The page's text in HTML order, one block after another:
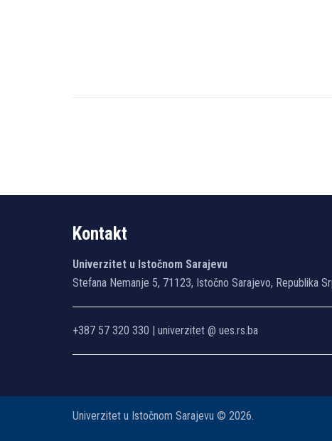
Kontakt
Univerzitet u Istočnom Sarajevu
Stefana Nemanje 5, 71123, Istočno Sarajevo, Republika
+387 57 320 330 | univerzitet @ ues.rs.ba
Univerzitet u Istočnom Sarajevu © 2026.